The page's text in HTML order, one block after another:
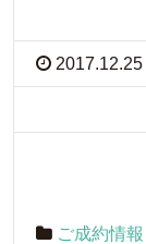
2017.12.25
ご成約情報